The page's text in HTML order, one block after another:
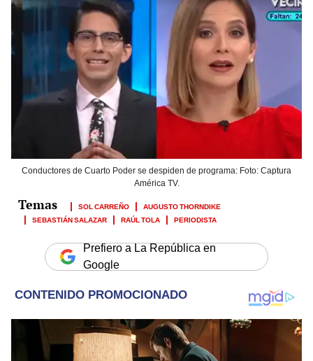
Conductores de Cuarto Poder se despiden de programa: Foto: Captura
América TV.
SOL CARREÑO
AUGUSTO THORNDIKE
SEBASTIÁN SALAZAR
RAÚL TOLA PERIODISTA
Prefiero a La República en
Google